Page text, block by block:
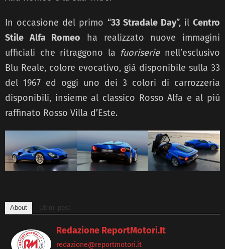
In occasione del primo “33 Stradale Day”, il Centro
Stile Alfa Romeo ha realizzato nuove immagini
ufficiali che ritraggono la fuoriserie nell’esclusivo
Blu Reale, colore evocativo, già disponibile sulla 33
del 1967 ed oggi uno dei 3 colori di carrozzeria
disponibili, insieme al classico Rosso Alfa e al più
raffinato Rosso Villa d’Este.
About Ultimi post
Redazione ReportMotori.it
redazione@reportmotori.it